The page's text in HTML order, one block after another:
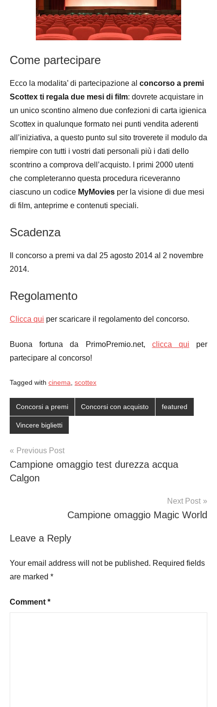
Come partecipare
Ecco la modalita’ di partecipazione al concorso a premi
Scottex ti regala due mesi di film: dovrete acquistare in
un unico scontino almeno due confezioni di carta igienica
Scottex in qualunque formato nei punti vendita aderenti
all’iniziativa, a questo punto sul sito troverete il modulo da
riempire con tutti i vostri dati personali più i dati dello
scontrino a comprova dell’acquisto. I primi 2000 utenti
che completeranno questa procedura riceveranno
ciascuno un codice MyMovies per la visione di due mesi
di film, anteprime e contenuti speciali.
Scadenza
Il concorso a premi va dal 25 agosto 2014 al 2 novembre
2014.
Regolamento
Clicca qui per scaricare il regolamento del concorso.
Buona fortuna da PrimoPremio.net, clicca qui per
partecipare al concorso!
Tagged with cinema scottex
Concorsi a premi Concorsi con acquisto featured
Vincere biglietti
Post
navigation
Previous Post
Campione omaggio test durezza acqua
Calgon
Next Post
Campione omaggio Magic World
Leave a Reply
Your email address will not be published. Required fields
are marked *
Comment *